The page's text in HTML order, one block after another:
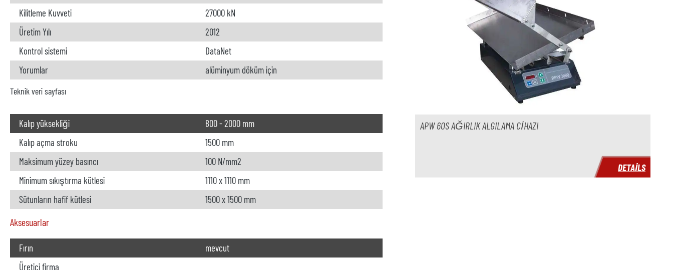
Kilitleme Kuvveti
27000 kN
Üretim Yılı
2012
Kontrol sistemi
DataNet
Yorumlar
alüminyum döküm için
Teknik veri sayfası
Kalıp yüksekliği
800 - 2000 mm
Kalıp açma stroku
1500 mm
Maksimum yüzey basıncı
100 N/mm2
Minimum sıkıştırma kütlesi
1110 x 1110 mm
Sütunların hafif kütlesi
1500 x 1500 mm
Aksesuarlar
Fırın
mevcut
Üretici firma
APW 60S AĞIRLIK ALGILAMA CIHAZI
DETAILS